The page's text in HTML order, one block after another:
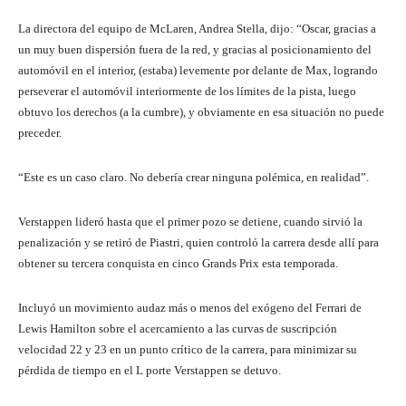
La directora del equipo de McLaren, Andrea Stella, dijo: “Oscar, gracias a
un muy buen dispersión fuera de la red, y gracias al posicionamiento del
automóvil en el interior, (estaba) levemente por delante de Max, logrando
perseverar el automóvil interiormente de los límites de la pista, luego
obtuvo los derechos (a la cumbre), y obviamente en esa situación no puede
preceder.
“Este es un caso claro. No debería crear ninguna polémica, en realidad”.
Verstappen lideró hasta que el primer pozo se detiene, cuando sirvió la
penalización y se retiró de Piastri, quien controló la carrera desde allí para
obtener su tercera conquista en cinco Grands Prix esta temporada.
Incluyó un movimiento audaz más o menos del exógeno del Ferrari de
Lewis Hamilton sobre el acercamiento a las curvas de suscripción
velocidad 22 y 23 en un punto crítico de la carrera, para minimizar su
pérdida de tiempo en el L porte Verstappen se detuvo.